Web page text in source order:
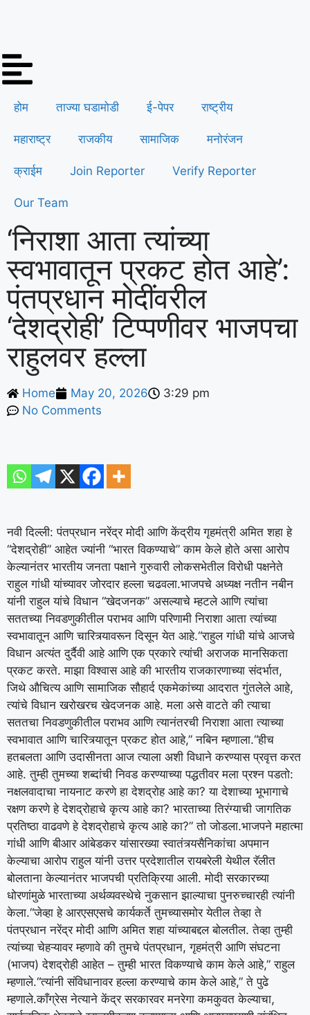
होम ताज्या घडामोडी ई-पेपर राष्ट्रीय
महाराष्ट्र राजकीय सामाजिक मनोरंजन
क्राईम Join Reporter Verify Reporter
Our Team
‘निराशा आता त्यांच्या
स्वभावातून प्रकट होत आहे’:
पंतप्रधान मोदींवरील
‘देशद्रोही’ टिप्पणीवर भाजपचा
राहुलवर हल्ला
Home May 20, 2026
3:29 pm
No Comments
नवी दिल्ली: पंतप्रधान नरेंद्र मोदी आणि केंद्रीय गृहमंत्री अमित शहा हे
“देशद्रोही” आहेत ज्यांनी “भारत विकण्याचे” काम केले होते असा आरोप
केल्यानंतर भारतीय जनता पक्षाने गुरुवारी लोकसभेतील विरोधी पक्षनेते
राहुल गांधी यांच्यावर जोरदार हल्ला चढवला.भाजपचे अध्यक्ष नतीन नबीन
यांनी राहुल यांचे विधान “खेदजनक” असल्याचे म्हटले आणि त्यांचा
सततच्या निवडणुकीतील पराभव आणि परिणामी निराशा आता त्यांच्या
स्वभावातून आणि चारित्र्यावरून दिसून येत आहे.“राहुल गांधी यांचे आजचे
विधान अत्यंत दुर्दैवी आहे आणि एक प्रकारे त्यांची अराजक मानसिकता
प्रकट करते. माझा विश्वास आहे की भारतीय राजकारणाच्या संदर्भात,
जिथे औचित्य आणि सामाजिक सौहार्द एकमेकांच्या आदरात गुंतलेले आहे,
त्यांचे विधान खरोखरच खेदजनक आहे.मला असे वाटते की त्याचा
सततचा निवडणुकीतील पराभव आणि त्यानंतरची निराशा आता त्याच्या
स्वभावात आणि चारित्र्यातून प्रकट होत आहे,” नबिन म्हणाला.“हीच
हतबलता आणि उदासीनता आज त्याला अशी विधाने करण्यास प्रवृत्त करत
आहे. तुम्ही तुमच्या शब्दांची निवड करण्याच्या पद्धतीवर मला प्रश्न पडतो:
नक्षलवादाचा नायनाट करणे हा देशद्रोह आहे का? या देशाच्या भूभागाचे
रक्षण करणे हे देशद्रोहाचे कृत्य आहे का? भारताच्या तिरंग्याची जागतिक
प्रतिष्ठा वाढवणे हे देशद्रोहाचे कृत्य आहे का?” तो जोडला.भाजपने महात्मा
गांधी आणि बीआर आंबेडकर यांसारख्या स्वातंत्र्यसैनिकांचा अपमान
केल्याचा आरोप राहुल यांनी उत्तर प्रदेशातील रायबरेली येथील रॅलीत
बोलताना केल्यानंतर भाजपची प्रतिक्रिया आली. मोदी सरकारच्या
धोरणांमुळे भारताच्या अर्थव्यवस्थेचे नुकसान झाल्याचा पुनरुच्चारही त्यांनी
केला.“जेव्हा हे आरएसएसचे कार्यकर्ते तुमच्यासमोर येतील तेव्हा ते
पंतप्रधान नरेंद्र मोदी आणि अमित शहा यांच्याबद्दल बोलतील. तेव्हा तुम्ही
त्यांच्या चेहऱ्यावर म्हणावे की तुमचे पंतप्रधान, गृहमंत्री आणि संघटना
(भाजप) देशद्रोही आहेत – तुम्ही भारत विकण्याचे काम केले आहे,” राहुल
म्हणाले.“त्यांनी संविधानावर हल्ला करण्याचे काम केले आहे,” ते पुढे
म्हणाले.काँग्रेस नेत्याने केंद्र सरकारवर मनरेगा कमकुवत केल्याचा,